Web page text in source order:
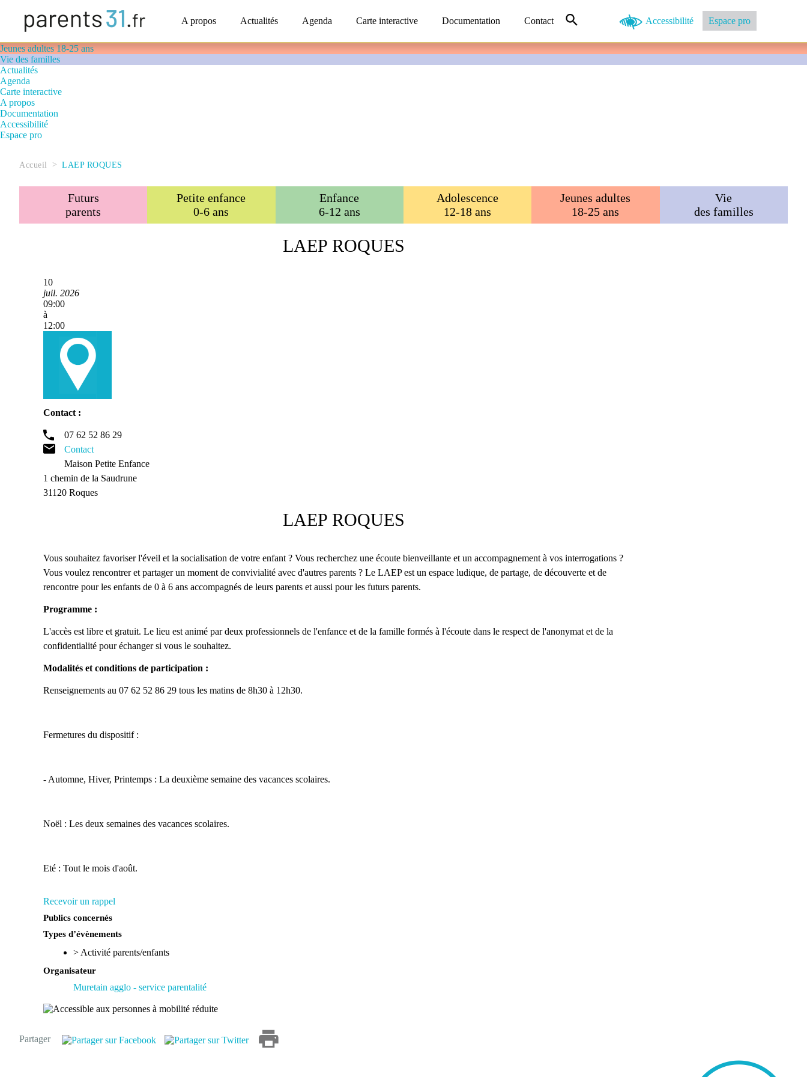
A propos Actualités Agenda Carte interactive Documentation Contact Accessibilité Espace pro
Petite enfance 0-6 ans
Enfance 6-12 ans
Jeunes adultes 18-25 ans
Vie des familles
Actualités
Agenda
Carte interactive
A propos
Documentation
Accessibilité
Espace pro
Accueil > LAEP ROQUES
Futurs
parents
Petite enfance
0-6 ans
Enfance
6-12 ans
Adolescence
12-18 ans
Jeunes adultes
18-25 ans
Vie
des familles
LAEP ROQUES
10
juil. 2026
09:00
à
12:00
Contact :
07 62 52 86 29
Contact
Maison Petite Enfance
1 chemin de la Saudrune
31120 Roques
LAEP ROQUES
Vous souhaitez favoriser l'éveil et la socialisation de votre enfant ? Vous recherchez une écoute bienveillante et un accompagnement à vos interrogations ?
Vous voulez rencontrer et partager un moment de convivialité avec d'autres parents ? Le LAEP est un espace ludique, de partage, de découverte et de
rencontre pour les enfants de 0 à 6 ans accompagnés de leurs parents et aussi pour les futurs parents.
Programme :
L'accès est libre et gratuit. Le lieu est animé par deux professionnels de l'enfance et de la famille formés à l'écoute dans le respect de l'anonymat et de la
confidentialité pour échanger si vous le souhaitez.
Modalités et conditions de participation :
Renseignements au 07 62 52 86 29 tous les matins de 8h30 à 12h30.
Fermetures du dispositif :
- Automne, Hiver, Printemps : La deuxième semaine des vacances scolaires.
Noël : Les deux semaines des vacances scolaires.
Eté : Tout le mois d'août.
Recevoir un rappel
Publics concernés
Types d’évènements
> Activité parents/enfants
Organisateur
Muretain agglo - service parentalité
Partager